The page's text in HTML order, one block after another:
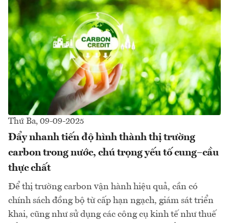
Thứ Ba, 09-09-2025
Đẩy nhanh tiến độ hình thành thị trường
carbon trong nước, chú trọng yếu tố cung–cầu
thực chất
Để thị trường carbon vận hành hiệu quả, cần có
chính sách đồng bộ từ cấp hạn ngạch, giám sát triển
khai, cũng như sử dụng các công cụ kinh tế như thuế